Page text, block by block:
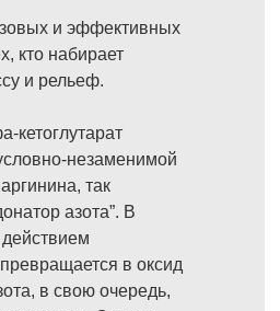
и эффективных
кто набирает
и рельеф.
кетоглутарат
незаменимой
так
азота”. В
в оксид
в свою очередь,